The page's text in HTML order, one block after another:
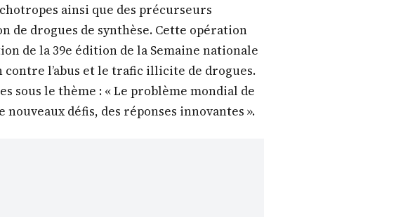
ainsi que des précurseurs
de drogues de synthèse. Cette opération
de la 39e édition de la Semaine nationale
l’abus et le trafic illicite de drogues.
sous le thème : « Le problème mondial de
défis, des réponses innovantes ».